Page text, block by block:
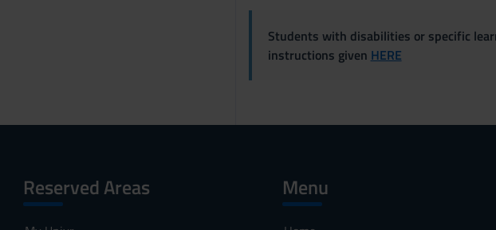
Students with disabilities or specific
instructions given HERE
Reserved Areas Menu